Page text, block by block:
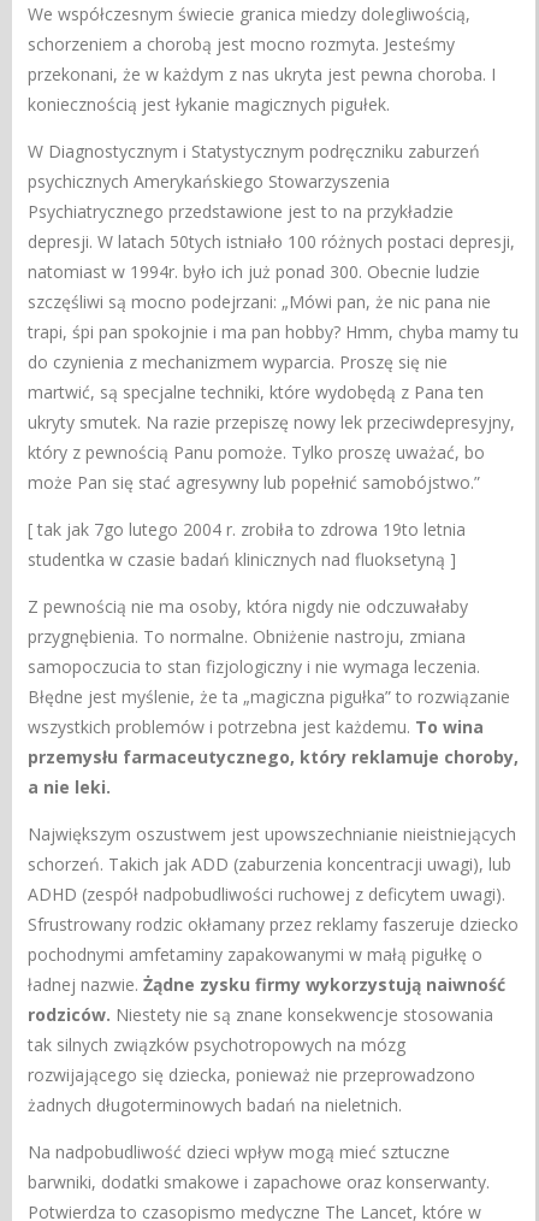
We współczesnym świecie granica miedzy dolegliwością,
schorzeniem a chorobą jest mocno rozmyta. Jesteśmy
przekonani, że w każdym z nas ukryta jest pewna choroba. I
koniecznością jest łykanie magicznych pigułek.
W Diagnostycznym i Statystycznym podręczniku zaburzeń
psychicznych Amerykańskiego Stowarzyszenia
Psychiatrycznego przedstawione jest to na przykładzie
depresji. W latach 50tych istniało 100 różnych postaci depresji,
natomiast w 1994r. było ich już ponad 300. Obecnie ludzie
szczęśliwi są mocno podejrzani: „Mówi pan, że nic pana nie
trapi, śpi pan spokojnie i ma pan hobby? Hmm, chyba mamy tu
do czynienia z mechanizmem wyparcia. Proszę się nie
martwić, są specjalne techniki, które wydobędą z Pana ten
ukryty smutek. Na razie przepiszę nowy lek przeciwdepresyjny,
który z pewnością Panu pomoże. Tylko proszę uważać, bo
może Pan się stać agresywny lub popełnić samobójstwo.”
[ tak jak 7go lutego 2004 r. zrobiła to zdrowa 19to letnia
studentka w czasie badań klinicznych nad fluoksetyną ]
Z pewnością nie ma osoby, która nigdy nie odczuwałaby
przygnębienia. To normalne. Obniżenie nastroju, zmiana
samopoczucia to stan fizjologiczny i nie wymaga leczenia.
Błędne jest myślenie, że ta „magiczna pigułka” to rozwiązanie
wszystkich problemów i potrzebna jest każdemu. To wina
przemysłu farmaceutycznego, który reklamuje choroby,
a nie leki.
Największym oszustwem jest upowszechnianie nieistniejących
schorzeń. Takich jak ADD (zaburzenia koncentracji uwagi), lub
ADHD (zespół nadpobudliwości ruchowej z deficytem uwagi).
Sfrustrowany rodzic okłamany przez reklamy faszeruje dziecko
pochodnymi amfetaminy zapakowanymi w małą pigułkę o
ładnej nazwie.Żądne zysku firmy wykorzystują naiwność
rodziców. Niestety nie są znane konsekwencje stosowania
tak silnych związków psychotropowych na mózg
rozwijającego się dziecka, ponieważ nie przeprowadzono
żadnych długoterminowych badań na nieletnich.
Na nadpobudliwość dzieci wpływ mogą mieć sztuczne
barwniki, dodatki smakowe i zapachowe oraz konserwanty.
Potwierdza to czasopismo medyczne The Lancet, które w